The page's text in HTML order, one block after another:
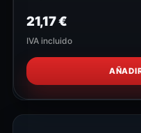
21,17€
IVA incluido